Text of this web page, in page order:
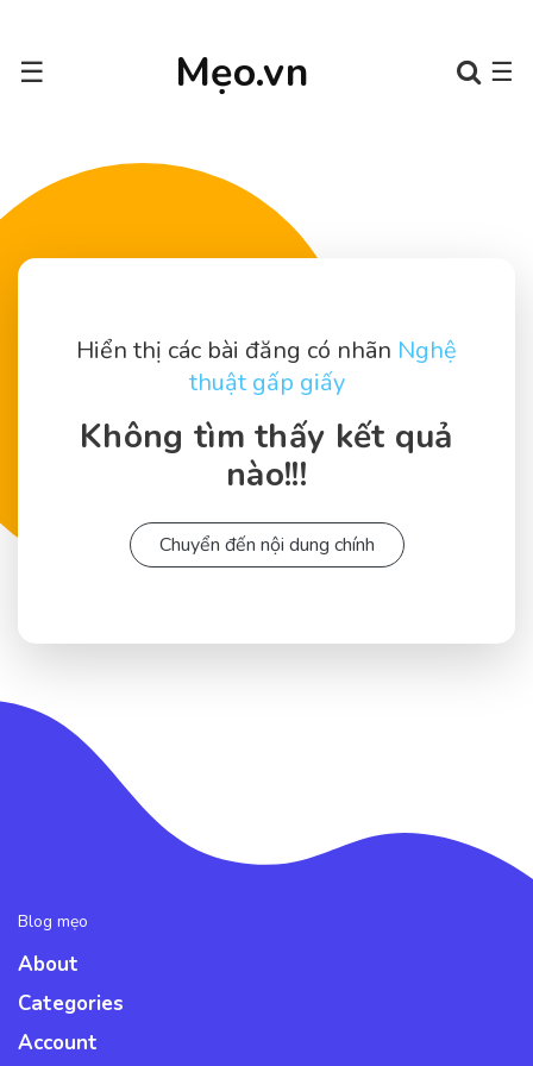
Mẹo.vn
☰ ☰
Hiển thị các bài đăng có nhãn Nghệ
thuật gấp giấy
Không tìm thấy kết quả
nào!!!
Chuyển đến nội dung chính
Blog mẹo
About
Categories
Account